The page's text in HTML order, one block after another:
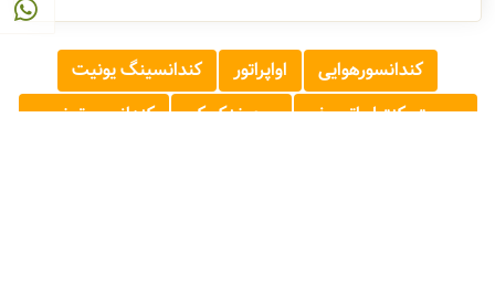
کندانسورهوایی اواپراتور
کندانسینگ یونیت
سیستم کنترل اتمسفر
برج خنک کن
کندانسور تبخیری